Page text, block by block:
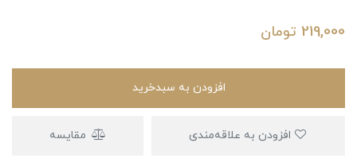
219,000 تومان
افزودن به سبدخرید
مقایسه